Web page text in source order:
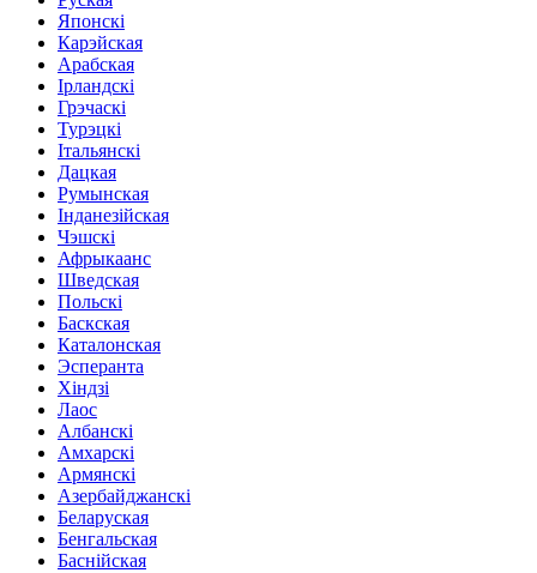
Японскі
Карэйская
Арабская
Ірландскі
Грэчаскі
Турэцкі
Італьянскі
Дацкая
Румынская
Інданезійская
Чэшскі
Афрыкаанс
Шведская
Польскі
Баскская
Каталонская
Эсперанта
Хіндзі
Лаос
Албанскі
Амхарскі
Армянскі
Азербайджанскі
Беларуская
Бенгальская
Баснійская